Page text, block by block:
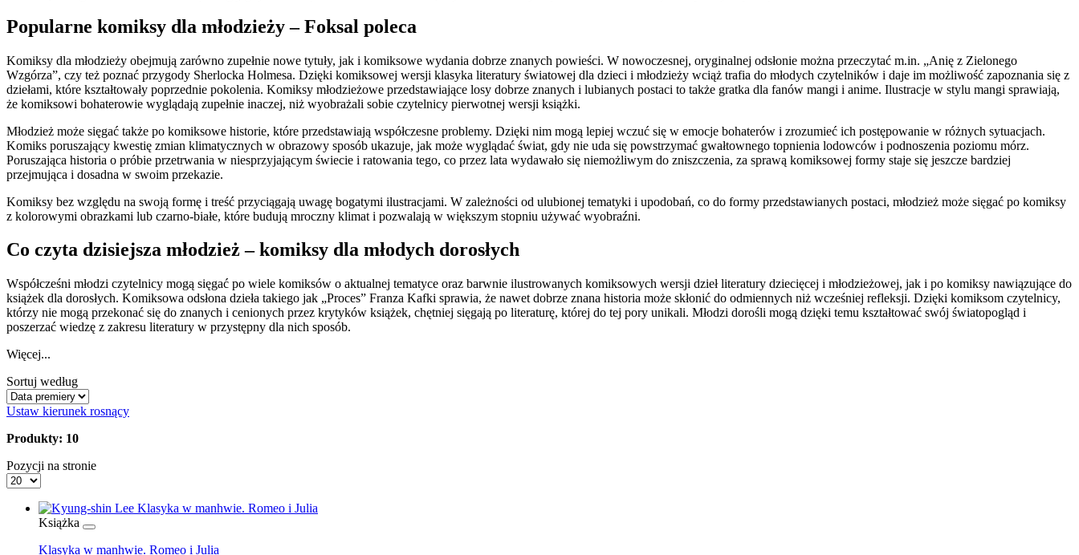
Popularne komiksy dla młodzieży – Foksal poleca
Komiksy dla młodzieży obejmują zarówno zupełnie nowe tytuły, jak i komiksowe wydania dobrze znanych powieści. W nowoczesnej, oryginalnej odsłonie można przeczytać m.in. „Anię z Zielonego
Wzgórza”, czy też poznać przygody Sherlocka Holmesa. Dzięki komiksowej wersji klasyka literatury światowej dla dzieci i młodzieży wciąż trafia do młodych czytelników i daje im możliwość zapoznania się z
dziełami, które kształtowały poprzednie pokolenia. Komiksy młodzieżowe przedstawiające losy dobrze znanych i lubianych postaci to także gratka dla fanów mangi i anime. Ilustracje w stylu mangi sprawiają,
że komiksowi bohaterowie wyglądają zupełnie inaczej, niż wyobrażali sobie czytelnicy pierwotnej wersji książki.
Młodzież może sięgać także po komiksowe historie, które przedstawiają współczesne problemy. Dzięki nim mogą lepiej wczuć się w emocje bohaterów i zrozumieć ich postępowanie w różnych sytuacjach.
Komiks poruszający kwestię zmian klimatycznych w obrazowy sposób ukazuje, jak może wyglądać świat, gdy nie uda się powstrzymać gwałtownego topnienia lodowców i podnoszenia poziomu mórz.
Poruszająca historia o próbie przetrwania w niesprzyjającym świecie i ratowania tego, co przez lata wydawało się niemożliwym do zniszczenia, za sprawą komiksowej formy staje się jeszcze bardziej
przejmująca i dosadna w swoim przekazie.
Komiksy bez względu na swoją formę i treść przyciągają uwagę bogatymi ilustracjami. W zależności od ulubionej tematyki i upodobań, co do formy przedstawianych postaci, młodzież może sięgać po komiksy
z kolorowymi obrazkami lub czarno-białe, które budują mroczny klimat i pozwalają w większym stopniu używać wyobraźni.
Co czyta dzisiejsza młodzież – komiksy dla młodych dorosłych
Współcześni młodzi czytelnicy mogą sięgać po wiele komiksów o aktualnej tematyce oraz barwnie ilustrowanych komiksowych wersji dzieł literatury dziecięcej i młodzieżowej, jak i po komiksy nawiązujące do
książek dla dorosłych. Komiksowa odsłona dzieła takiego jak „Proces” Franza Kafki sprawia, że nawet dobrze znana historia może skłonić do odmiennych niż wcześniej refleksji. Dzięki komiksom czytelnicy,
którzy nie mogą przekonać się do znanych i cenionych przez krytyków książek, chętniej sięgają po literaturę, której do tej pory unikali. Młodzi dorośli mogą dzięki temu kształtować swój światopogląd i
poszerzać wiedzę z zakresu literatury w przystępny dla nich sposób.
Więcej...
Sortuj według
Ustaw kierunek rosnący
Produkty: 10
Pozycji na stronie
Książka
Klasyka w manhwie. Romeo i Julia